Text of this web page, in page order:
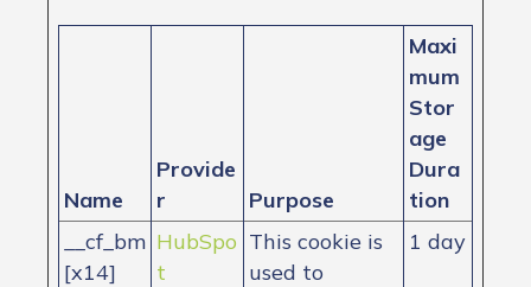
Name
Provide
r
Purpose
Maxi
mum
Stor
age
Dura
tion
__cf_bm
[x14]
HubSpo
t
This cookie is
used to
1 day